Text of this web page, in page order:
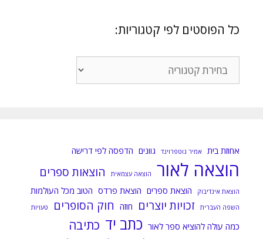
כל הפוסטים לפי קטגוריות:
הפוסטים
אחוזת בית אמיר גוטפרוינד גוונים הדפסה לפי דרישה
הוצאה לאור הוצאה עצמאית הוצאות ספרים
הוצאת אינדיבוק הוצאת ספרים הוצאת פרדס הטוב מכל העולמות
השפה העברית זכויות יוצרים חוזה חוק הסופרים טעויות
כמה עולה להוציא ספר לאור כתב יד כתיבה